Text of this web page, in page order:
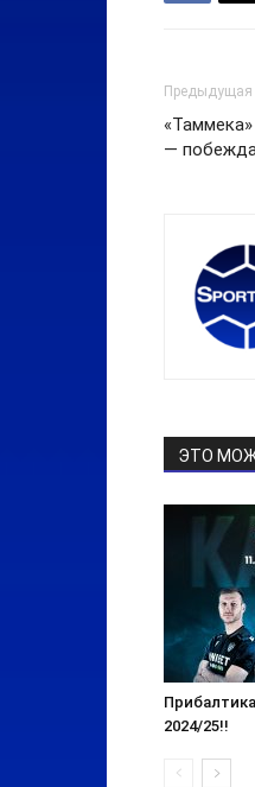
Предыдущая
—
ЭТО
2024/25!!